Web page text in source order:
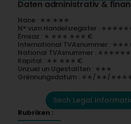
Daten administrativ &
Nace : ∗∗.∗∗∗
N° vum Handelsregister :
Ëmsaz : ∗ ∗∗∗ ∗∗∗ €
International TVAsnummer :
National TVAsnummer :
Kapital : ∗∗ ∗∗∗ €
Unzuel un Ugestallten : ∗∗∗
Grënnungsdatum : ∗∗/∗∗/
Sech Legal
Rubriken :